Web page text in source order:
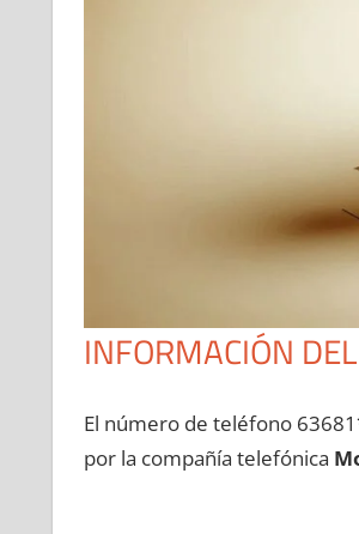
INFORMACIÓN
El número dе teléfono
pοr la compañía telefónica